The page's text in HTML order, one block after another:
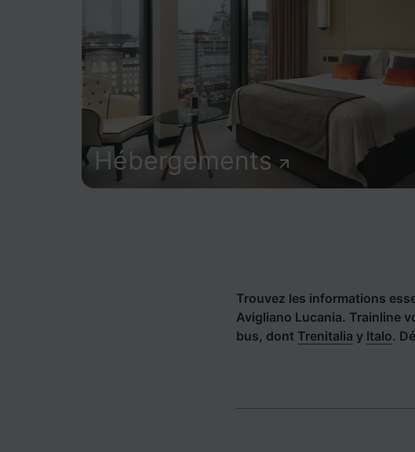
Hébergements
Trouvez les informations
Avigliano Lucania. Trainline
bus, dont Trenitalia y Italo.